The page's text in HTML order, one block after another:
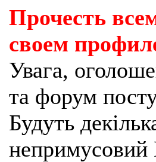
Прочесть
своем
Увага,
та форум
Будуть
непримусовий